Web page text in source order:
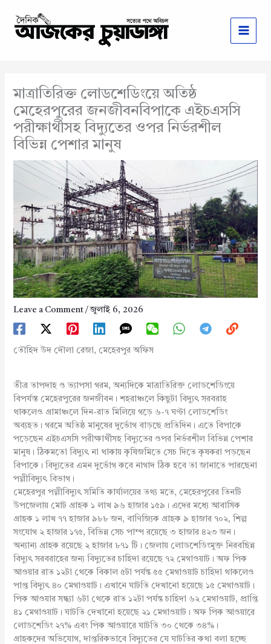
content
মাত্রাতিরিক্ত লোডশেডিংয়ে অতিষ্ঠ
মেহেরপুরের জনজীবনবিপাকে এইচএসসি
পরীক্ষার্থীসহ বিদ্যুতের ওপর নির্ভরশীল
বিভিন্ন পেশার মানুষ
Leave a Comment /জুলাই 6, 2026
তৌহিদ উদ দৌলা রেজা, মেহেরপুর অফিস
তীব্র তাপদাহ ও ভ্যাপসা গরম, অন্যদিকে মাত্রাতিরিক্ত লোডশেডিংয়ে
বিপর্যস্ত মেহেরপুরের জনজীবন। শহরাঞ্চলে কিছুটা বিদ্যুৎ সরবরাহ
থাকলেও গ্রামাঞ্চলে দিন-রাত মিলিয়ে গড়ে ৬-৭ ঘণ্টা লোডশেডিং
অব্যহত। গরমে অতিষ্ঠ মানুষের দুর্ভোগ বাড়ছে প্রতিদিন। এতে বিপাকে
পড়েছেন এইচএসসি পরীক্ষার্থীসহ বিদ্যুতের ওপর নির্ভরশীল বিভিন্ন পেশার
মানুষ। ঠিকমতো বিদ্যুৎ না থাকায় কৃষিজমিতে সেচ দিতে কৃষকরা পড়ছেন
বিপাকে। বিদ্যুতের এমন দুর্ভোগ কবে নাগাদ ঠিক হবে তা জানাতে পারছেনা
পল্লীবিদ্যুৎ বিভাগ।
মেহেরপুর পল্লীবিদ্যুৎ সমিতি কার্যালয়ের তথ্য মতে, মেহেরপুরের তিনটি
উপজেলায় মোট গ্রাহক ১ লাখ ৯৬ হাজার ১৫৯। এদের মধ্যে আবাসিক
গ্রাহক ১ লাখ ৭৭ হাজার ৯৮৮ জন, বাণিজ্যিক গ্রাহক ৯ হাজার ৭০২, শিল্প
সংযোগ ২ হাজার ১৭৫, বিভিন্ন সেচ পাম্প রয়েছে ৩ হাজার ৪২৩ জন।
অন্যান্য গ্রাহক রয়েছে ২ হাজার ৮৭১ টি। জেলায় লোডশেডিংমুক্ত নিরবছিন্ন
বিদ্যুৎ সরবরাহের জন্য বিদ্যুতের চাহিদা রয়েছে ৭২ মেগাওয়াট। অফ পিক
আওয়ার রাত ১২টা থেকে বিকাল ৫টা পর্যন্ত ৫৫ মেগাওয়াট চাহিদা থাকলেও
পাপ্ত বিদ্যুৎ ৪০ মেগাওয়াট। এখানে ঘাটতি দেখানো হয়েছে ১৫ মেগাওয়াট।
পিক আওয়ার সন্ধ্যা ৬টা থেকে রাত ১২টা পর্যন্ত চাহিদা ৬২ মেগাওয়াট, প্রাপ্তি
৪১ মেগাওয়াট। ঘাটতি দেখানো হয়েছে ২১ মেগাওয়াট। অফ পিক আওয়ারে
লোডশেডিং ২৭% এবং পিক আওয়ারে ঘাটতি ৩০ থেকে ৩৪%।
গ্রাহকদের অভিযোগ, দাপ্তরিকভাবে বিদ্যুতের যে ঘাটতির কথা বলা হচ্ছে